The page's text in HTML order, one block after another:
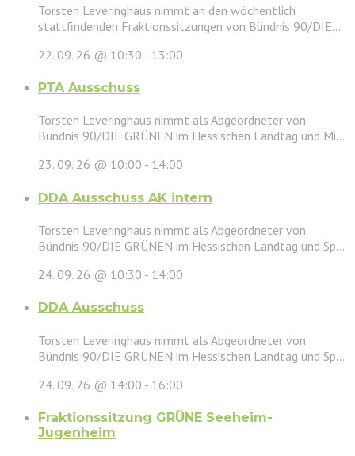
Torsten Leveringhaus nimmt an den wöchentlich
stattfindenden Fraktionssitzungen von Bündnis 90/DIE...
22. 09. 26 @ 10:30 - 13:00
PTA Ausschuss
Torsten Leveringhaus nimmt als Abgeordneter von
Bündnis 90/DIE GRÜNEN im Hessischen Landtag und Mi...
23. 09. 26 @ 10:00 - 14:00
DDA Ausschuss AK intern
Torsten Leveringhaus nimmt als Abgeordneter von
Bündnis 90/DIE GRÜNEN im Hessischen Landtag und Sp...
24. 09. 26 @ 10:30 - 14:00
DDA Ausschuss
Torsten Leveringhaus nimmt als Abgeordneter von
Bündnis 90/DIE GRÜNEN im Hessischen Landtag und Sp...
24. 09. 26 @ 14:00 - 16:00
Fraktionssitzung GRÜNE Seeheim-
Jugenheim